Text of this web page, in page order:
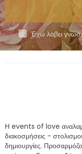
Έχω λάβει
Η events of love
διακοσμήσεις -
δημιουργίες.